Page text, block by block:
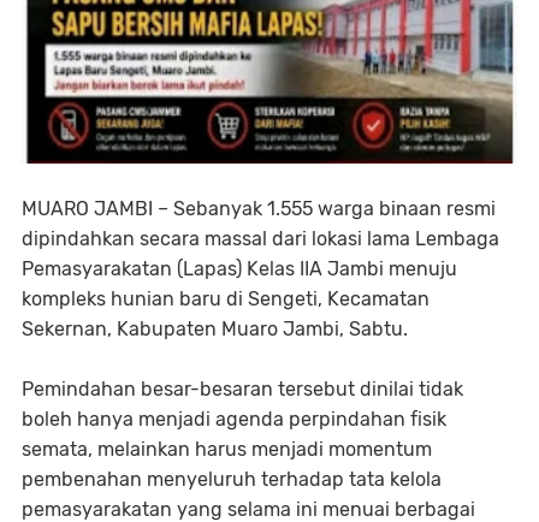
MUARO JAMBI – Sebanyak 1.555 warga binaan resmi
dipindahkan secara massal dari lokasi lama Lembaga
Pemasyarakatan (Lapas) Kelas IIA Jambi menuju
kompleks hunian baru di Sengeti, Kecamatan
Sekernan, Kabupaten Muaro Jambi, Sabtu.
Pemindahan besar-besaran tersebut dinilai tidak
boleh hanya menjadi agenda perpindahan fisik
semata, melainkan harus menjadi momentum
pembenahan menyeluruh terhadap tata kelola
pemasyarakatan yang selama ini menuai berbagai